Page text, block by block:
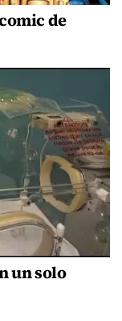
de
un solo